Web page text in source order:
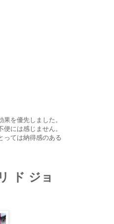
を優先しました。
には感じません。
っては納得感のある
ド ジョ